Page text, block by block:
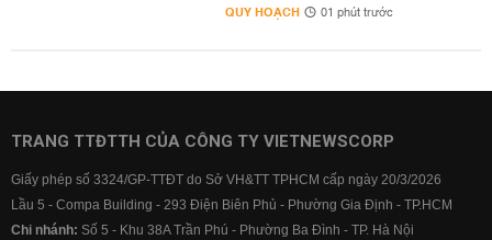
QUY HOẠCH 01 phút trước
TRANG TTĐTTH CỦA CÔNG TY VIETNEWSCORP
Giấy phép số 3324/GP-TTĐT do Sở VH&TT TPHCM cấp ngày 20/3/2026
Lầu 5 - Compa Building - 293 Điện Biên Phủ - Phường Gia Định - TP.HCM
Chi nhánh: Số 5 - Khu 38A Trần Phú - Phường Ba Đình - TP. Hà Nội